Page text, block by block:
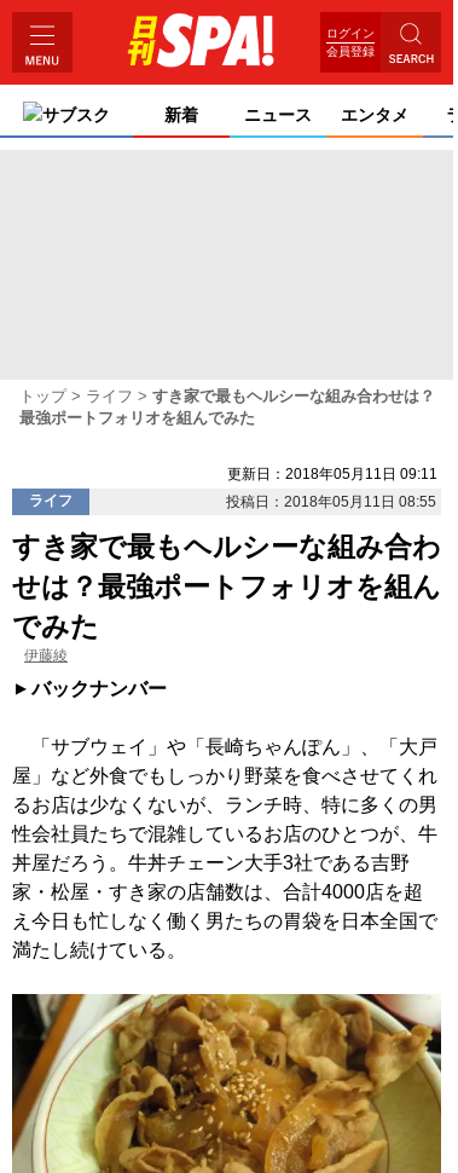
ログイン
会員登録
サブスク 新着 ニュース エンタメ
トップ ライフ
すき家で最もヘルシーな組み合わせは？
最強ポートフォリオを組んでみた
更新日：2018年05月11日 09:11
ライフ
投稿日：2018年05月11日 08:55
すき家で最もヘルシーな組み合わ
せは？最強ポートフォリオを組ん
でみた
伊藤綾
バックナンバー
「サブウェイ」や「長崎ちゃんぽん」、「大戸
屋」など外食でもしっかり野菜を食べさせてくれ
るお店は少なくないが、ランチ時、特に多くの男
性会社員たちで混雑しているお店のひとつが、牛
丼屋だろう。牛丼チェーン大手3社である吉野
家・松屋・すき家の店舗数は、合計4000店を超
え今日も忙しなく働く男たちの胃袋を日本全国で
満たし続けている。